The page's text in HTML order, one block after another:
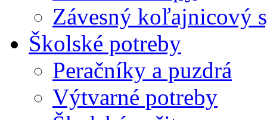
Závesný koľajnicový
Školské potreby
Peračníky a puzdrá
Výtvarné potreby